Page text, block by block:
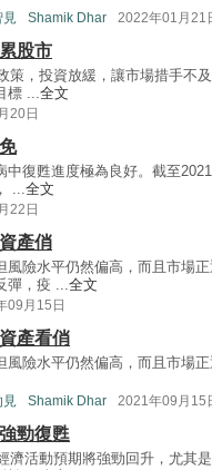
見 Shamik Dhar 2022年01月21
股市
策，投資放緩，讓市場措手不
標 ...全文
20日
中復甦進度極為良好。截至
...全文
22日
產俏
風險水平仍然偏高，而且市場
彈，疫 ...全文
09月15日
產看俏
風險水平仍然偏高，而且市場
見 Shamik Dhar 2021年09月15
勁復甦
濟活動預期將強勁回升，尤其